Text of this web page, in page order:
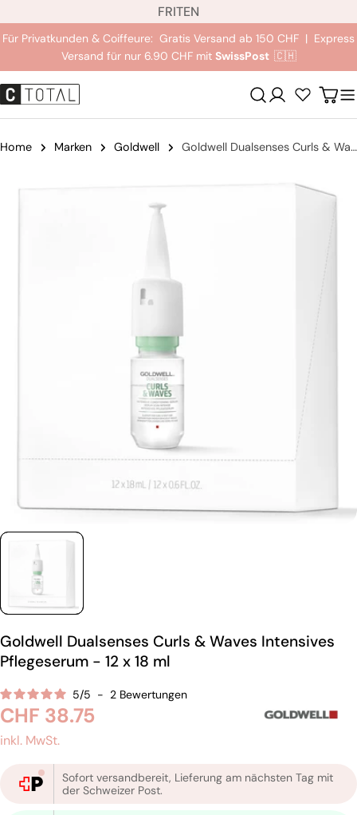
p
r
a
c
h
EN
IT
FR
Für Privatkunden & Coiffeure: Gratis Versand ab 150 CHF | Express
Versand für nur 6.90 CHF mit SwissPost 🇨🇭
Anmeldung
Home Marken Goldwell Goldwell Dualsenses Curls & Waves Intensives Pflegeserum
Sie das Medium 0 im Modalmodus
Goldwell Dualsenses Curls & Waves Intensives
Pflegeserum - 12 x 18 ml
5/5 - 2 Bewertungen
Regulärer
Preis
CHF 38.75
inkl. MwSt.
Sofort versandbereit, Lieferung am nächsten Tag mit
der Schweizer Post.